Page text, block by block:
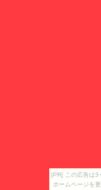
[PR] この広告は3
ホームページを